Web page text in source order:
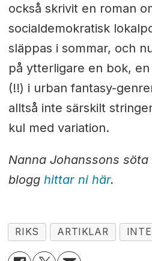
också skrivit en roman
socialdemokratisk
släppas i sommar, och
på ytterligare en bok,
(!!) i urban fantasy-
alltså inte särskilt
kul med variation.
Nanna Johanssons
blogg hittar ni här.
RIKS ARTIKLAR